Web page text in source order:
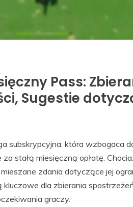
Pass:
Sugestie
subskrypcyjna, która wzbogaca
stałą miesięczną opłatę.
zdania dotyczące jej
kluczowe dla zbierania
graczy.